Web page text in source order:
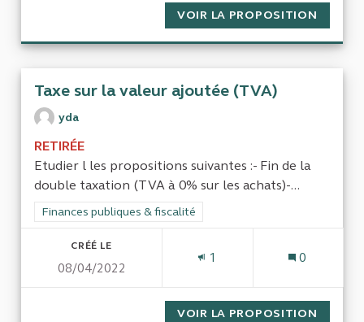
VOIR LA PROPOSITION
Taxe sur la valeur ajoutée (TVA)
yda
RETIRÉE
Etudier l les propositions suivantes :- Fin de la
double taxation (TVA à 0% sur les achats)-...
Filtrer les résultats de la catégorie : Finances publiques &
Finances publiques & fiscalité
CRÉÉ LE
08/04/2022
1 0
VOIR LA PROPOSITION